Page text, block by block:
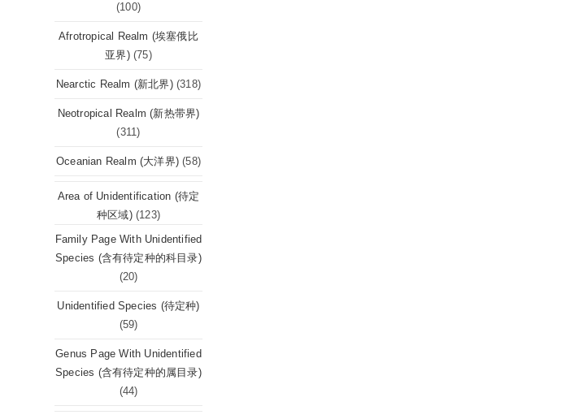
(100)
Afrotropical Realm (埃塞俄比
亚界) (75)
Nearctic Realm (新北界) (318)
Neotropical Realm (新热带界)
(311)
Oceanian Realm (大洋界) (58)
Area of Unidentification (待定
种区域) (123)
Family Page With Unidentified
Species (含有待定种的科目录)
(20)
Unidentified Species (待定种)
(59)
Genus Page With Unidentified
Species (含有待定种的属目录)
(44)